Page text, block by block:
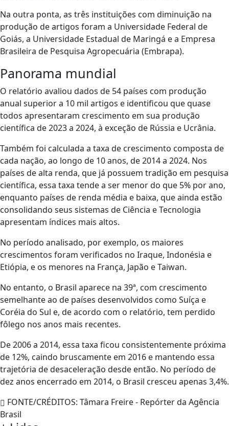
Na outra ponta, as três instituições com diminuição na
produção de artigos foram a Universidade Federal de
Goiás, a Universidade Estadual de Maringá e a Empresa
Brasileira de Pesquisa Agropecuária (Embrapa).
Panorama mundial
O relatório avaliou dados de 54 países com produção
anual superior a 10 mil artigos e identificou que quase
todos apresentaram crescimento em sua produção
científica de 2023 a 2024, à exceção de Rússia e Ucrânia.
Também foi calculada a taxa de crescimento composta de
cada nação, ao longo de 10 anos, de 2014 a 2024. Nos
países de alta renda, que já possuem tradição em pesquisa
científica, essa taxa tende a ser menor do que 5% por ano,
enquanto países de renda média e baixa, que ainda estão
consolidando seus sistemas de Ciência e Tecnologia
apresentam índices mais altos.
No período analisado, por exemplo, os maiores
crescimentos foram verificados no Iraque, Indonésia e
Etiópia, e os menores na França, Japão e Taiwan.
No entanto, o Brasil aparece na 39ª, com crescimento
semelhante ao de países desenvolvidos como Suíça e
Coréia do Sul e, de acordo com o relatório, tem perdido
fôlego nos anos mais recentes.
De 2006 a 2014, essa taxa ficou consistentemente próxima
de 12%, caindo bruscamente em 2016 e mantendo essa
trajetória de desaceleração desde então. No período de
dez anos encerrado em 2014, o Brasil cresceu apenas 3,4%.
FONTE/CRÉDITOS: Tâmara Freire - Repórter da Agência
Brasil